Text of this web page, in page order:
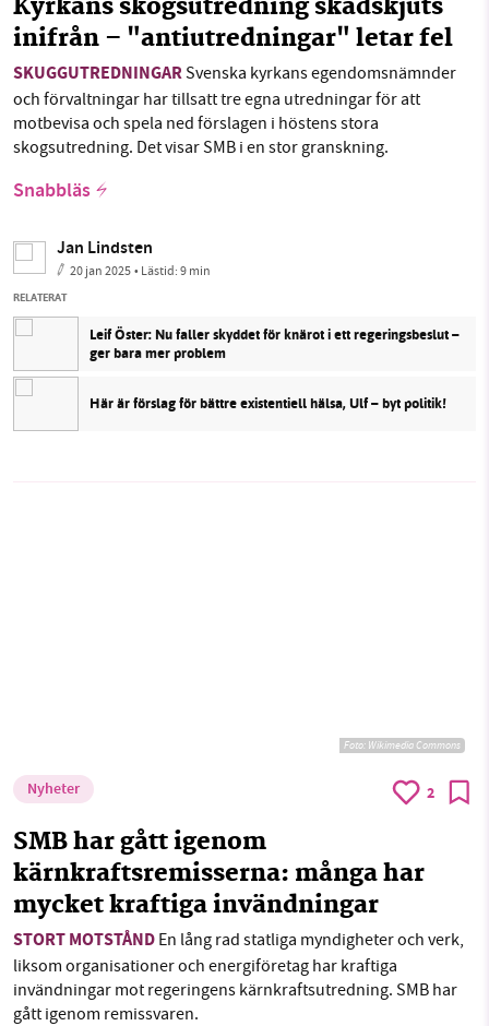
Kyrkans skogsutredning skadskjuts
inifrån – "antiutredningar" letar fel
SKUGGUTREDNINGARSvenska kyrkans egendomsnämnder
och förvaltningar har tillsatt tre egna utredningar för att
motbevisa och spela ned förslagen i höstens stora
skogsutredning. Det visar SMB i en stor granskning.
Snabbläs
Jan Lindsten
20 jan 2025• Lästid:9 min
RELATERAT
Leif Öster: Nu faller skyddet för knärot i ett regeringsbeslut –
ger bara mer problem
Här är förslag för bättre existentiell hälsa, Ulf – byt politik!
Foto: Wikimedia Commons
Nyheter 2
SMB har gått igenom
kärnkraftsremisserna: många har
mycket kraftiga invändningar
STORT MOTSTÅND En lång rad statliga myndigheter och verk,
liksom organisationer och energiföretag har kraftiga
invändningar mot regeringens kärnkraftsutredning. SMB har
gått igenom remissvaren.